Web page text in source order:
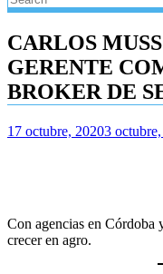
CARLOS
GERENTE
BROKER DE
17 octubre, 20203 octubre,
Con agencias en Córdoba
crecer en agro.